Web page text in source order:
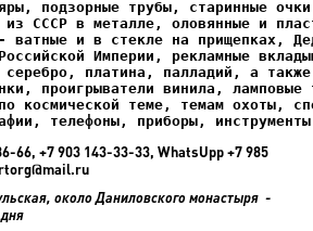
ватные и в стекле на прищепках,
телефоны, приборы,
66, +7 903 143-33-33, WhatsUpp +7 985
около Даниловского монастыря -